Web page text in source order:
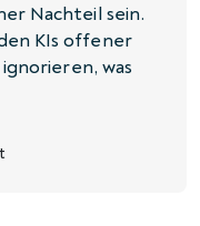
Nachteil sein.
KIs offener
was